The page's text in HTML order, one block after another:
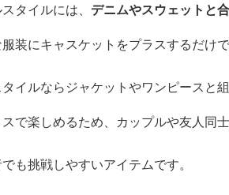
タイルには、 デニムやスウェットと
装にキャスケットをプラスするだけ
イルならジャケットやワンピースと
で楽しめるため、カップルや友人同
も挑戦しやすいアイテムです。